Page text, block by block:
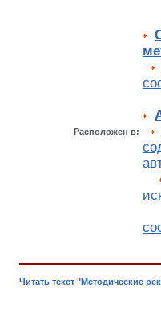
Расположен в:
Читать текст "Методические